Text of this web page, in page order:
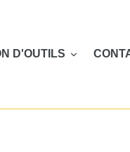
D'OUTILS